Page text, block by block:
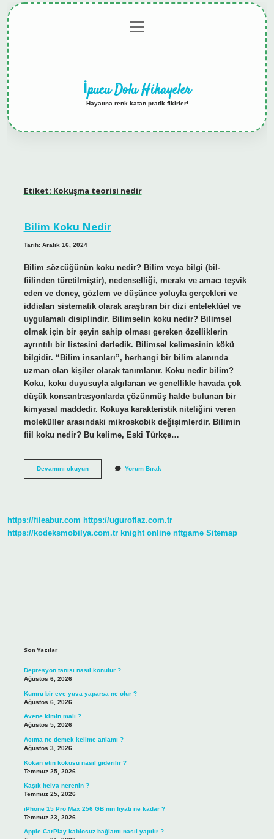
menüyü
aç
İpucu Dolu Hikayeler
Hayatına renk katan pratik fikirler!
Etiket: Kokuşma teorisi nedir
Bilim Koku Nedir
Tarih: Aralık 16, 2024
Bilim sözcüğünün koku nedir? Bilim veya bilgi (bil-
fiilinden türetilmiştir), nedenselliği, merakı ve amacı teşvik
eden ve deney, gözlem ve düşünce yoluyla gerçekleri ve
iddiaları sistematik olarak araştıran bir dizi entelektüel ve
uygulamalı disiplindir. Bilimselin koku nedir? Bilimsel
olmak için bir şeyin sahip olması gereken özelliklerin
ayrıntılı bir listesini derledik. Bilimsel kelimesinin kökü
bilgidir. “Bilim insanları”, herhangi bir bilim alanında
uzman olan kişiler olarak tanımlanır. Koku nedir bilim?
Koku, koku duyusuyla algılanan ve genellikle havada çok
düşük konsantrasyonlarda çözünmüş halde bulunan bir
kimyasal maddedir. Kokuya karakteristik niteliğini veren
moleküller arasındaki mikroskobik değişimlerdir. Bilimin
fiil koku nedir? Bu kelime, Eski Türkçe…
Devamını okuyunBilim
Yorum Bırak
https://fileabur.com https://uguroflaz.com.tr
https://kodeksmobilya.com.tr knight online nttgame Sitemap
Son Yazılar
Depresyon tanısı nasıl konulur ?
Ağustos 6, 2026
Kumru bir eve yuva yaparsa ne olur ?
Ağustos 6, 2026
Avene kimin malı ?
Ağustos 5, 2026
Acıma ne demek kelime anlamı ?
Ağustos 3, 2026
Kokan etin kokusu nasıl giderilir ?
Temmuz 25, 2026
Kaşık helva nerenin ?
Temmuz 25, 2026
iPhone 15 Pro Max 256 GB’nin fiyatı ne kadar ?
Temmuz 23, 2026
Apple CarPlay kablosuz bağlantı nasıl yapılır ?